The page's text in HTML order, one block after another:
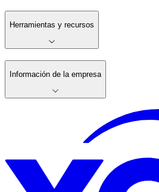
Herramientas y recursos
Información de la empresa